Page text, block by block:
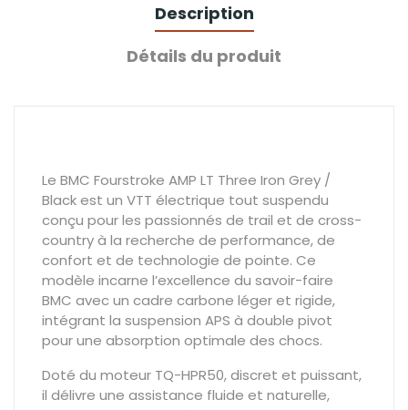
Description
Détails du produit
Le BMC Fourstroke AMP LT Three Iron Grey /
Black est un VTT électrique tout suspendu
conçu pour les passionnés de trail et de cross-
country à la recherche de performance, de
confort et de technologie de pointe. Ce
modèle incarne l’excellence du savoir-faire
BMC avec un cadre carbone léger et rigide,
intégrant la suspension APS à double pivot
pour une absorption optimale des chocs.
Doté du moteur TQ-HPR50, discret et puissant,
il délivre une assistance fluide et naturelle,